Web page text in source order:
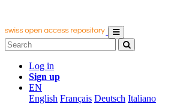
Log in
Sign up
EN
English Français Deutsch Italiano